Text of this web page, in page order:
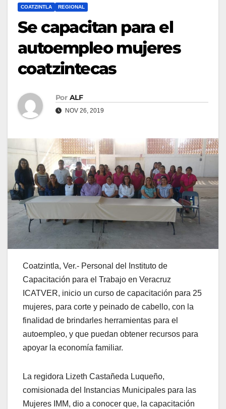
COATZINTLA REGIONAL
Se capacitan para el
autoempleo mujeres
coatzintecas
Por ALF
NOV 26, 2019
Coatzintla, Ver.- Personal del Instituto de
Capacitación para el Trabajo en Veracruz
ICATVER, inicio un curso de capacitación para 25
mujeres, para corte y peinado de cabello, con la
finalidad de brindarles herramientas para el
autoempleo, y que puedan obtener recursos para
apoyar la economía familiar.
La regidora Lizeth Castañeda Luqueño,
comisionada del Instancias Municipales para las
Mujeres IMM, dio a conocer que, la capacitación